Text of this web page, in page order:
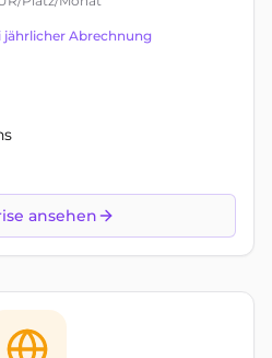
jährlicher Abrechnung
ansehen